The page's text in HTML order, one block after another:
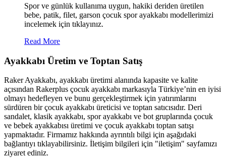
Spor ve günlük kullanıma uygun, hakiki deriden üretilen
bebe, patik, filet, garson çocuk spor ayakkabı modellerimizi
incelemek için tıklayınız.
Read More
Ayakkabı Üretim ve Toptan Satış
Raker Ayakkabı, ayakkabı üretimi alanında kapasite ve kalite
açısından Rakerplus çocuk ayakkabı markasıyla Türkiye’nin en iyisi
olmayı hedefleyen ve bunu gerçekleştirmek için yatırımlarını
sürdüren bir çocuk ayakkabı üreticisi ve toptan satıcısıdır. Deri
sandalet, klasik ayakkabı, spor ayakkabı ve bot gruplarında çocuk
ve bebek ayakkabısı üretimi ve çocuk ayakkabı toptan satışı
yapmaktadır. Firmamız hakkında ayrıntılı bilgi için aşağıdaki
bağlantıyı tıklayabilirsiniz. İletişim bilgileri için "iletişim" sayfamızı
ziyaret ediniz.